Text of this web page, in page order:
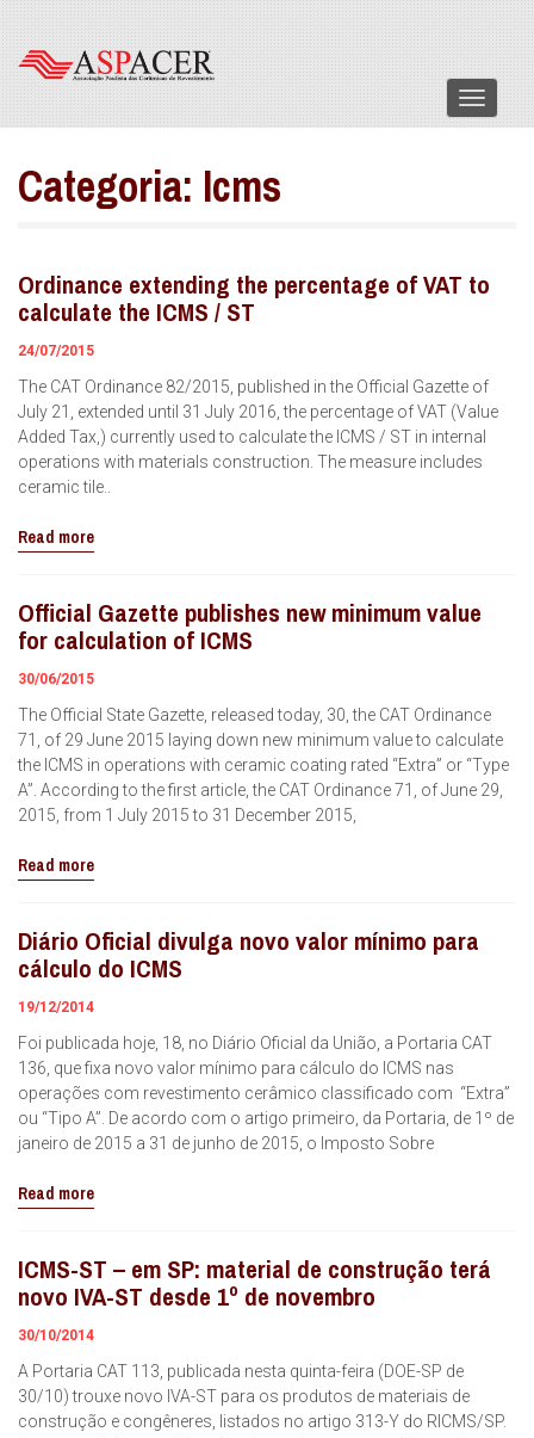
Menu
Categoria: Icms
Ordinance extending the percentage of VAT to
calculate the ICMS / ST
24/07/2015
The CAT Ordinance 82/2015, published in the Official Gazette of
July 21, extended until 31 July 2016, the percentage of VAT (Value
Added Tax,) currently used to calculate the ICMS / ST in internal
operations with materials construction. The measure includes
ceramic tile..
Read more
Official Gazette publishes new minimum value
for calculation of ICMS
30/06/2015
The Official State Gazette, released today, 30, the CAT Ordinance
71, of 29 June 2015 laying down new minimum value to calculate
the ICMS in operations with ceramic coating rated “Extra” or “Type
A”. According to the first article, the CAT Ordinance 71, of June 29,
2015, from 1 July 2015 to 31 December 2015,
Read more
Diário Oficial divulga novo valor mínimo para
cálculo do ICMS
19/12/2014
Foi publicada hoje, 18, no Diário Oficial da União, a Portaria CAT
136, que fixa novo valor mínimo para cálculo do ICMS nas
operações com revestimento cerâmico classificado com “Extra”
ou “Tipo A”. De acordo com o artigo primeiro, da Portaria, de 1º de
janeiro de 2015 a 31 de junho de 2015, o Imposto Sobre
Read more
ICMS-ST – em SP: material de construção terá
novo IVA-ST desde 1º de novembro
30/10/2014
A Portaria CAT 113, publicada nesta quinta-feira (DOE-SP de
30/10) trouxe novo IVA-ST para os produtos de materiais de
construção e congêneres, listados no artigo 313-Y do RICMS/SP.